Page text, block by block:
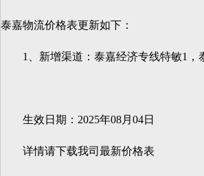
泰嘉物流价格表更新如下：
1、 新增渠道：泰嘉经济专线特敏1，
生效日期：2025年08月04日
详情请下载我司最新价格表